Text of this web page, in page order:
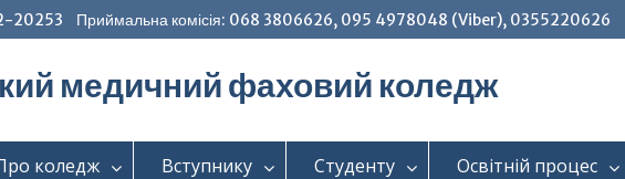
20253 Приймальна комісія: 068 3806626, 095 4978048 (Viber), 0355220626
медичний фаховий коледж
коледж Вступнику Студенту Освітній процес